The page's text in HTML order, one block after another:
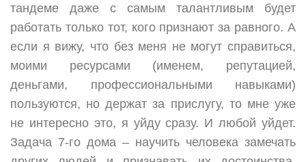
тандеме даже с самым талантливым будет
работать только тот, кого признают за равного. А
если я вижу, что без меня не могут справиться,
моими ресурсами (именем, репутацией,
деньгами, профессиональными навыками)
пользуются, но держат за прислугу, то мне уже
не интересно это, я уйду сразу. И любой уйдет.
Задача 7-го дома – научить человека замечать